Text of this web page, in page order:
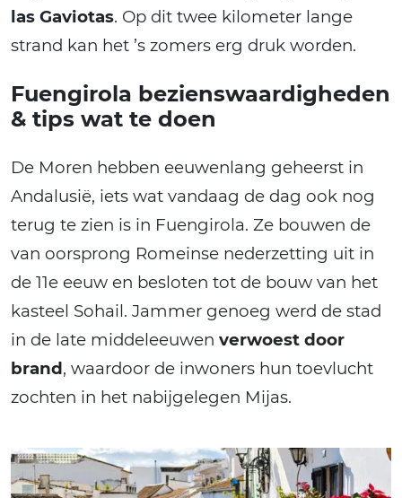
las Gaviotas. Op dit twee kilometer lange
strand kan het ’s zomers erg druk worden.
Fuengirola bezienswaardigheden
& tips wat te doen
De Moren hebben eeuwenlang geheerst in
Andalusië, iets wat vandaag de dag ook nog
terug te zien is in Fuengirola. Ze bouwen de
van oorsprong Romeinse nederzetting uit in
de 11e eeuw en besloten tot de bouw van het
kasteel Sohail. Jammer genoeg werd de stad
in de late middeleeuwen verwoest door
brand, waardoor de inwoners hun toevlucht
zochten in het nabijgelegen Mijas.